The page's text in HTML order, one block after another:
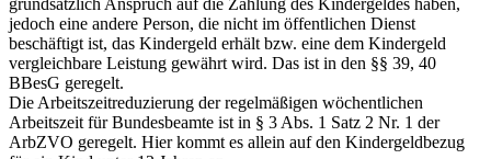
grundsätzlich Anspruch auf die Zahlung des Kindergeldes haben,
jedoch eine andere Person, die nicht im öffentlichen Dienst
beschäftigt ist, das Kindergeld erhält bzw. eine dem Kindergeld
vergleichbare Leistung gewährt wird. Das ist in den §§ 39, 40
BBesG geregelt.
Die Arbeitszeitreduzierung der regelmäßigen wöchentlichen
Arbeitszeit für Bundesbeamte ist in § 3 Abs. 1 Satz 2 Nr. 1 der
ArbZVO geregelt. Hier kommt es allein auf den Kindergeldbezug